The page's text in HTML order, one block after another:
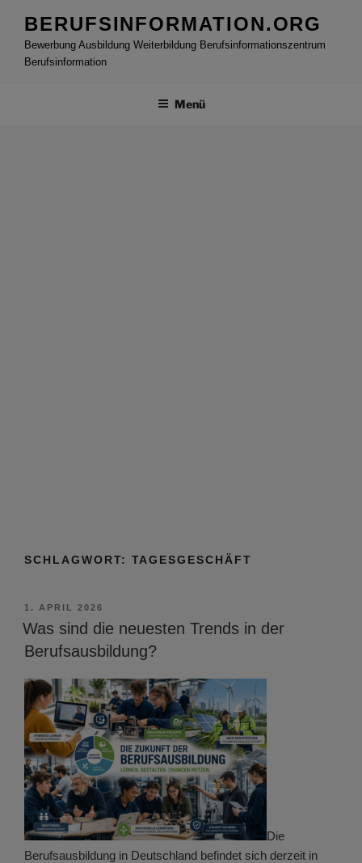
Inhalt
springen
BERUFSINFORMATION.ORG
Bewerbung Ausbildung Weiterbildung Berufsinformationszentrum
Berufsinformation
Menü
SCHLAGWORT: TAGESGESCHÄFT
VERÖFFENTLICHT
AM
1. APRIL 2026
Was sind die neuesten Trends in der
Berufsausbildung?
Die
Berufsausbildung in Deutschland befindet sich derzeit in